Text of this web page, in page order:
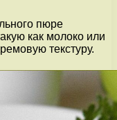
пюре
как молоко или
текстуру.